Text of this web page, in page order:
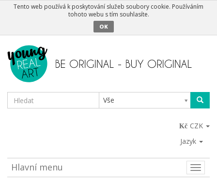
Tento web používá k poskytování služeb soubory cookie. Používáním
tohoto webu s tím souhlasíte.
OK
Vše
CZK
Jazyk
Toggle
Hlavní menu